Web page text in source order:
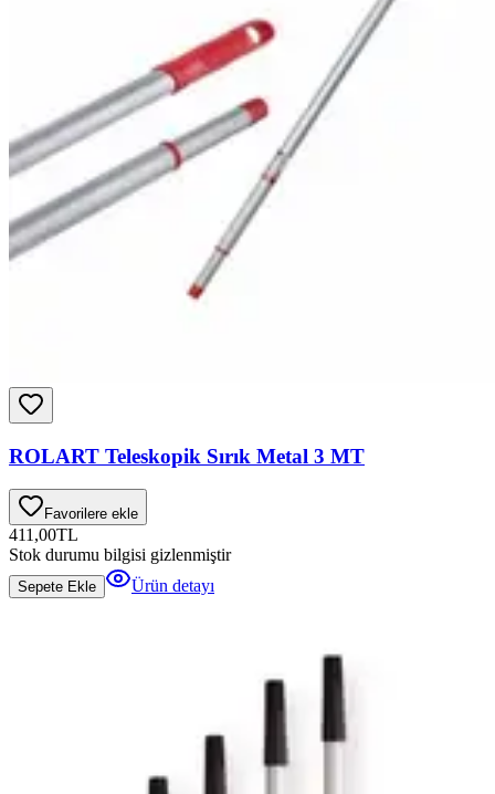
ROLART Teleskopik Sırık Metal 3 MT
Favorilere ekle
411,00TL
Stok durumu bilgisi gizlenmiştir
Sepete Ekle Ürün detayı